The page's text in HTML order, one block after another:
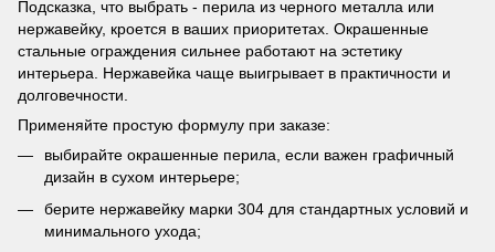
Подсказка, что выбрать - перила из черного металла или
нержавейку, кроется в ваших приоритетах. Окрашенные
стальные ограждения сильнее работают на эстетику
интерьера. Нержавейка чаще выигрывает в практичности и
долговечности.
Применяйте простую формулу при заказе:
выбирайте окрашенные перила, если важен графичный
дизайн в сухом интерьере;
берите нержавейку марки 304 для стандартных условий и
минимального ухода;